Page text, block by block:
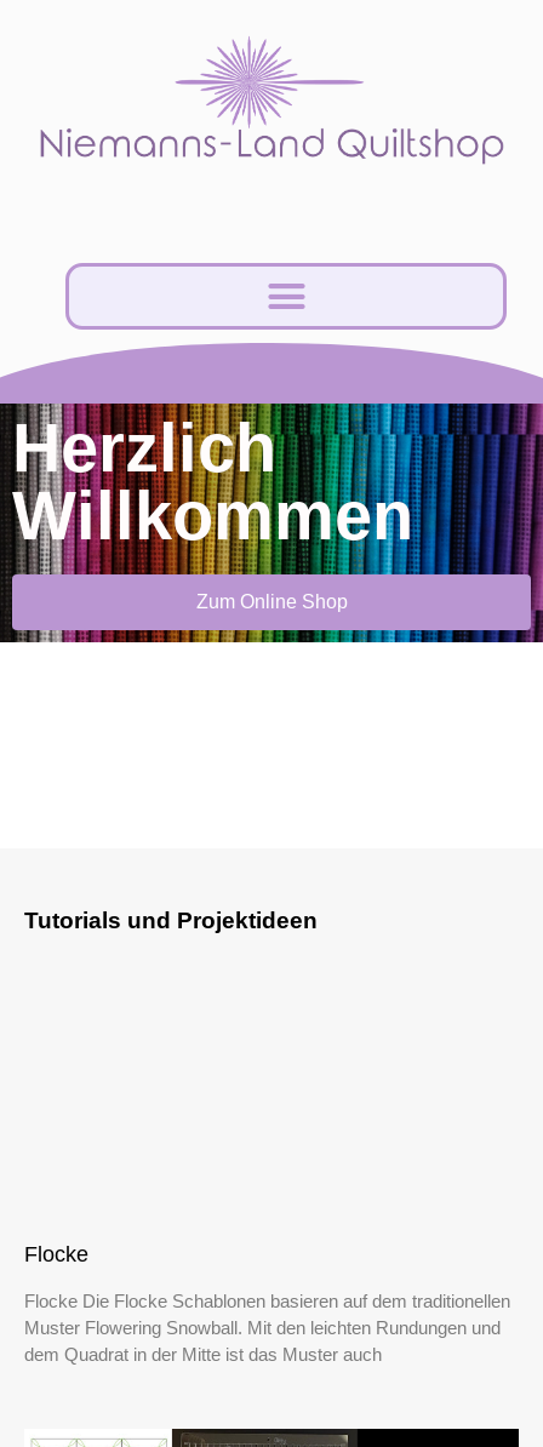
Herzlich
Willkommen
Zum Online Shop
Tutorials und Projektideen
Flocke
Flocke Die Flocke Schablonen basieren auf dem traditionellen
Muster Flowering Snowball. Mit den leichten Rundungen und
dem Quadrat in der Mitte ist das Muster auch